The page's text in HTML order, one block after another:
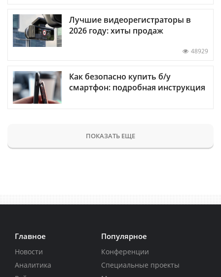
Лучшие видеорегистраторы в
2026 году: хиты продаж
48929
Как безопасно купить б/у
смартфон: подробная инструкция
ПОКАЗАТЬ ЕЩЕ
Главное
Новости
Аналитика
Популярное
Конференции
Специальные проекты